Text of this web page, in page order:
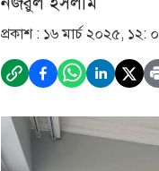
প্রকাশ : ১৬ মার্চ ২০২৫, ১২: